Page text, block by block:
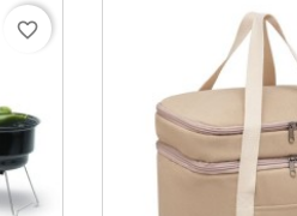
favorite_border